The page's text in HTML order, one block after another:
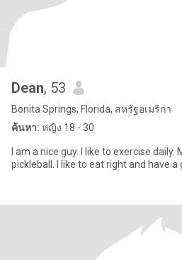
Dean, 53
Bonita Springs, Florida, สหรัฐอเมริกา
ค้นหา: หญิง 18 - 30
I am a nice guy. I like to exercise daily. My favorite sport is
pickleball. I like to eat right and